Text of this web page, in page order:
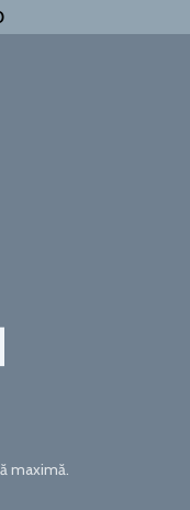
și este construită pentru
maximă.